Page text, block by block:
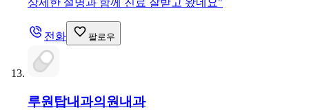
상세한 설명과 함께 진료 잘받고 왔네요"
전화 팔로우
루원탑내과의원 내과